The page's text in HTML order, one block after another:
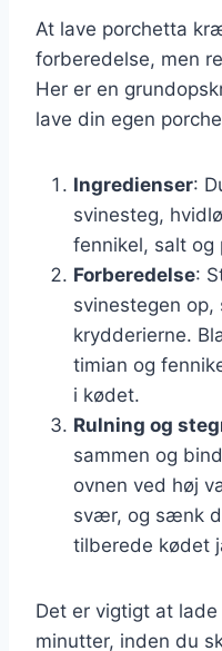
At lave porchetta
forberedelse, men
Her er en
lave din egen
Ingredienser:
svinesteg,
fennikel, salt og
Forberedelse:
svinestegen
krydderierne.
timian og
i kødet.
Rulning og
sammen og
ovnen ved høj
svær, og sænk
tilberede kødet
Det er vigtigt at
minutter, inden du